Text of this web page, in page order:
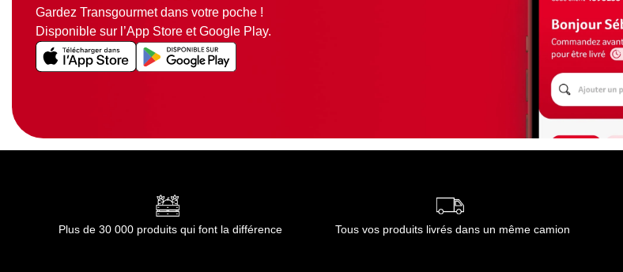
Gardez Transgourmet dans votre poche !
Disponible sur l’App Store et Google Play.
Plus de 30 000 produits qui font la différence Tous vos produits livrés dans un même camion